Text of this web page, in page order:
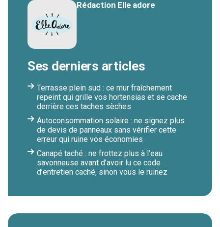
Rédaction Elle adore
Ses derniers articles
Terrasse plein sud : ce mur fraîchement
repeint qui grille vos hortensias et se cache
derrière ces taches sèches
Autoconsommation solaire : ne signez plus
de devis de panneaux sans vérifier cette
erreur qui ruine vos économies
Canapé taché : ne frottez plus à l’eau
savonneuse avant d’avoir lu ce code
d’entretien caché, sinon vous le ruinez